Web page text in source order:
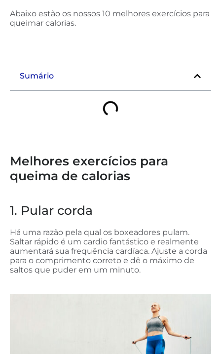
Abaixo estão os nossos 10 melhores exercícios para
queimar calorias.
Sumário
Melhores exercícios para
queima de calorias
1. Pular corda
Há uma razão pela qual os boxeadores pulam.
Saltar rápido é um cardio fantástico e realmente
aumentará sua frequência cardíaca. Ajuste a corda
para o comprimento correto e dê o máximo de
saltos que puder em um minuto.